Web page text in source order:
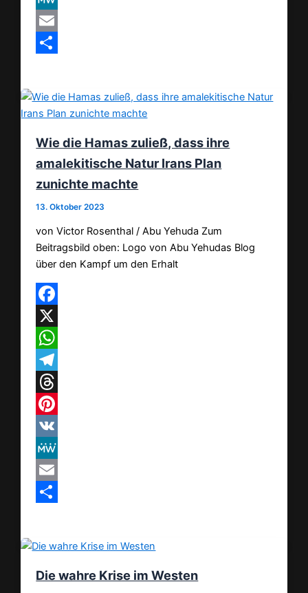
MeWe
Email
Wie die Hamas zuließ, dass ihre
amalekitische Natur Irans Plan
zunichte machte
13. Oktober 2023
von Victor Rosenthal / Abu Yehuda Zum
Beitragsbild oben: Logo von Abu Yehudas Blog
über den Kampf um den Erhalt
Facebook
X
WhatsApp
Telegram
Threads
Pinterest
VK
MeWe
Email
Die wahre Krise im Westen